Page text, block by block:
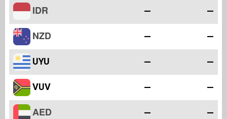
IDR — —
NZD — —
UYU — —
VUV — —
AED — —